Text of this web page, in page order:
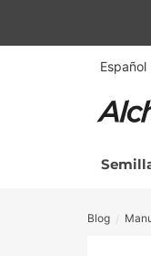
Español
Blog